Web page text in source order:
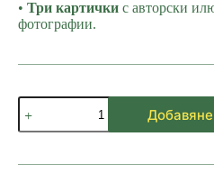
• Три картички с авторски
фотографии.
количество
за
Книжка
планина